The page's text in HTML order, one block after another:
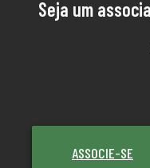
Seja um
ASSOCIE-SE